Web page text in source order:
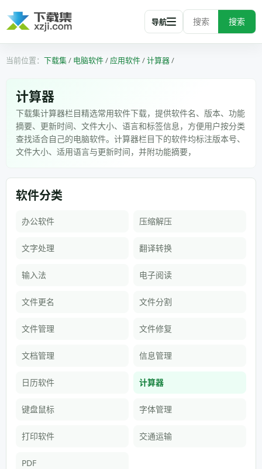
搜索
导航
下载集/ 电脑软件/ 应用软件/计算器/
计算器
下载集计算器栏目精选常用软件下载，提供软件名、版本、功能
摘要、更新时间、文件大小、语言和标签信息，方便用户按分类
查找适合自己的电脑软件。计算器栏目下的软件均标注版本号、
文件大小、适用语言与更新时间，并附功能摘要，
软件分类
办公软件 压缩解压
文字处理 翻译转换
输入法 电子阅读
文件更名 文件分割
文件管理 文件修复
文档管理 信息管理
日历软件 计算器
键盘鼠标 字体管理
打印软件 交通运输
PDF